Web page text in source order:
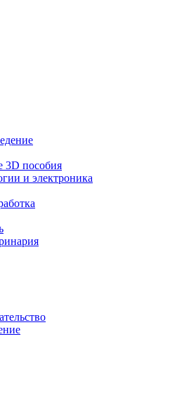
3D пособия
и электроника